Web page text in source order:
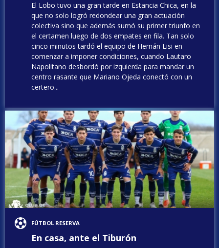
El Lobo tuvo una gran tarde en Estancia Chica, en la
que no solo logró redondear una gran actuación
colectiva sino que además sumó su primer triunfo en
el certamen luego de dos empates en fila. Tan solo
cinco minutos tardó el equipo de Hernán Lisi en
comenzar a imponer condiciones, cuando Lautaro
Napolitano desbordó por izquierda para mandar un
centro rasante que Mariano Ojeda conectó con un
certero...
FÚTBOL RESERVA
En casa, ante el Tiburón